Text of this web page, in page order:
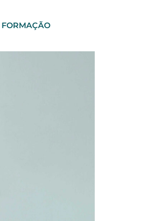
FORMAÇÃO